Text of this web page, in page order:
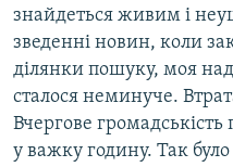
знайдеться живим і
зведенні новин, коли
ділянки пошуку, моя
сталося неминуче.
Вчергове громадськість
у важку годину. Так